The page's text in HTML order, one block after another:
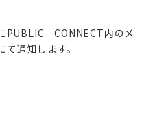
PUBLIC CONNECT内のメ
通知します。